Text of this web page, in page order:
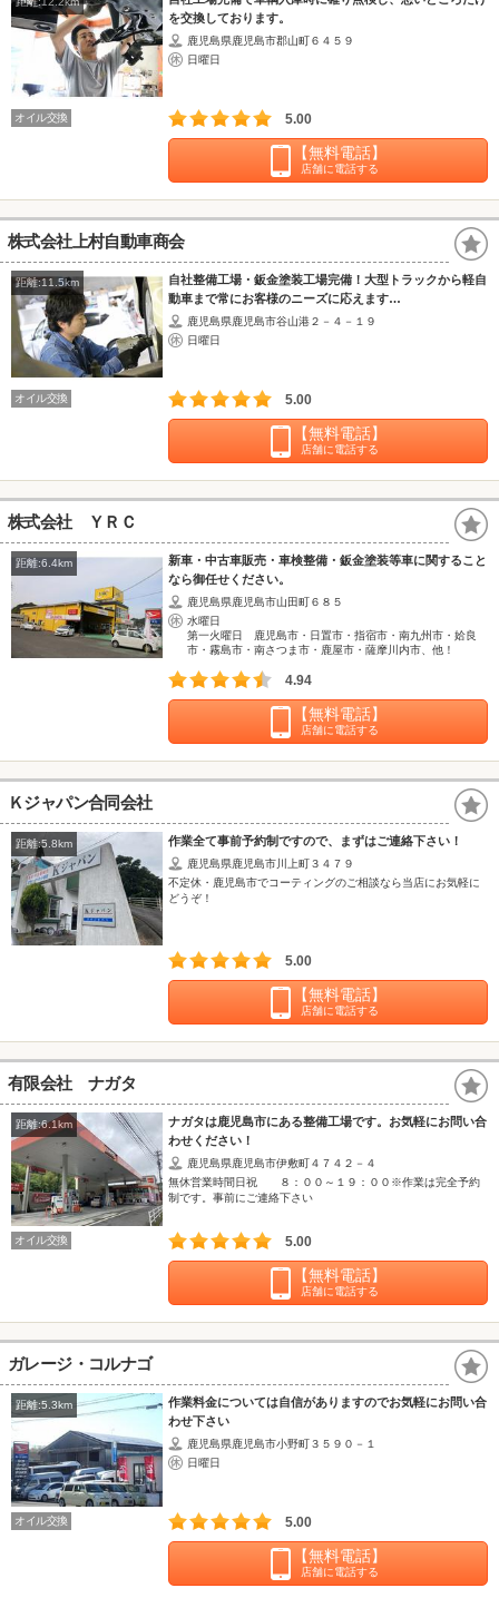
を交換しております。
鹿児島県鹿児島市郡山町６４５９
日曜日
オイル交換 5.00
【無料電話】
店舗に電話する
株式会社上村自動車商会
距離:11.5km
自社整備工場・鈑金塗装工場完備！大型トラックから軽自
動車まで常にお客様のニーズに応えます…
鹿児島県鹿児島市谷山港２－４－１９
日曜日
オイル交換 5.00
【無料電話】
店舗に電話する
株式会社 ＹＲＣ
距離:6.4km
新車・中古車販売・車検整備・鈑金塗装等車に関すること
なら御任せください。
鹿児島県鹿児島市山田町６８５
水曜日
第一火曜日 鹿児島市・日置市・指宿市・南九州市・姶良
市・霧島市・南さつま市・鹿屋市・薩摩川内市、他！
4.94
【無料電話】
店舗に電話する
Ｋジャパン合同会社
距離:5.8km 作業全て事前予約制ですので、まずはご連絡下さい！
鹿児島県鹿児島市川上町３４７９
不定休・鹿児島市でコーティングのご相談なら当店にお気軽に
どうぞ！
5.00
【無料電話】
店舗に電話する
有限会社 ナガタ
距離:6.1km
ナガタは鹿児島市にある整備工場です。お気軽にお問い合
わせください！
鹿児島県鹿児島市伊敷町４７４２－４
無休営業時間日祝 ８：００～１９：００※作業は完全予約
制です。事前にご連絡下さい
オイル交換 5.00
【無料電話】
店舗に電話する
ガレージ・コルナゴ
距離:5.3km
作業料金については自信がありますのでお気軽にお問い合
わせ下さい
鹿児島県鹿児島市小野町３５９０－１
日曜日
オイル交換 5.00
【無料電話】
店舗に電話する